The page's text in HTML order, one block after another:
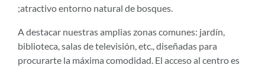
;atractivo entorno natural de bosques.
A destacar nuestras amplias zonas comunes: jardín,
biblioteca, salas de televisión, etc., diseñadas para
procurarte la máxima comodidad. El acceso al centro es